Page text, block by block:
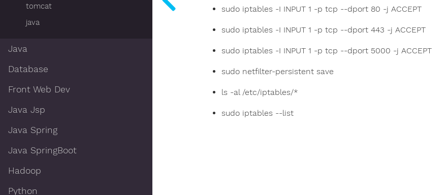
tomcat
java
Java
Database
Front Web Dev
Java Jsp
Java Spring
Java SpringBoot
Hadoop
Python
sudo iptables -I INPUT 1 -p tcp --dport 80 -j ACCEPT
sudo iptables -I INPUT 1 -p tcp --dport 443 -j ACCEPT
sudo iptables -I INPUT 1 -p tcp --dport 5000 -j ACCEPT
sudo netfilter-persistent save
ls -al /etc/iptables/*
sudo iptables --list